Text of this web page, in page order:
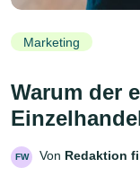
Marketing
Warum der
FW Von Redaktion